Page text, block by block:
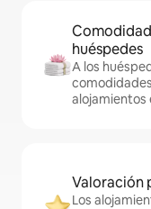
huéspedes
A los
alojamientos
Valoración
Los